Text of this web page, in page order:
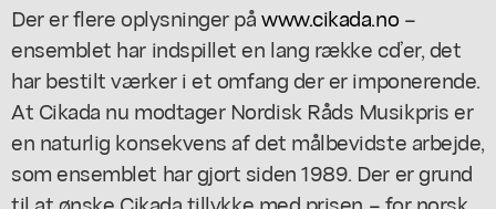
Der er flere oplysninger påwww.cikada.no –
ensemblet har indspillet en lang række cd’er, det
har bestilt værker i et omfang der er imponerende.
At Cikada nu modtager Nordisk Råds Musikpris er
en naturlig konsekvens af det målbevidste arbejde,
som ensemblet har gjort siden 1989. Der er grund
til at ønske Cikada tillykke med prisen – for norsk